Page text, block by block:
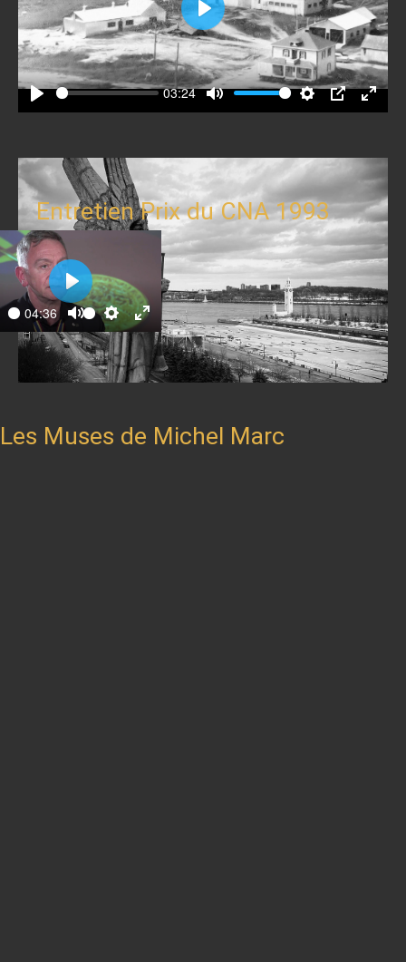
Play
03:24
Mute SettingsPIP
Enter
Play
Entretien Prix du CNA 1993
04:36
Mute SettingsEnter
fullscreen
Play
Les Muses de Michel Marc